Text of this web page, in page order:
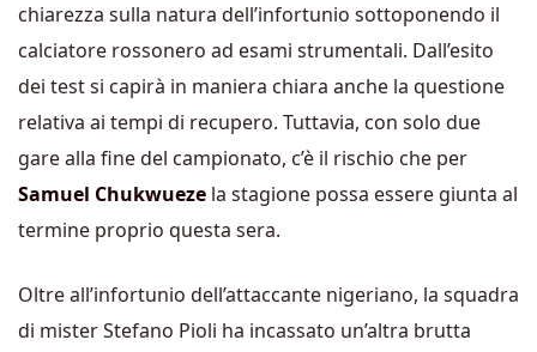
chiarezza sulla natura dell’infortunio sottoponendo il
calciatore rossonero ad esami strumentali. Dall’esito
dei test si capirà in maniera chiara anche la questione
relativa ai tempi di recupero. Tuttavia, con solo due
gare alla fine del campionato, c’è il rischio che per
Samuel Chukwueze la stagione possa essere giunta al
termine proprio questa sera.
Oltre all’infortunio dell’attaccante nigeriano, la squadra
di mister Stefano Pioli ha incassato un’altra brutta